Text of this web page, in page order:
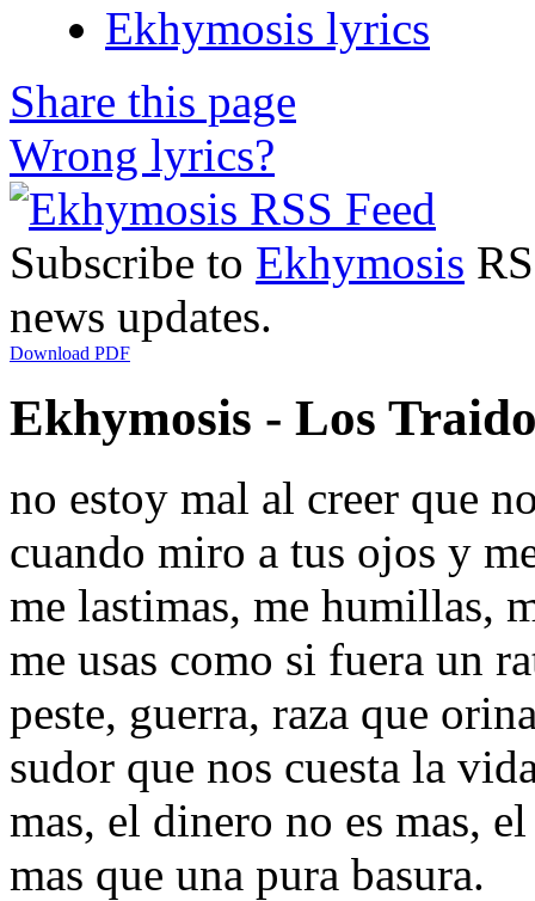
Ekhymosis lyrics
Share this page
Wrong lyrics?
Subscribe to Ekhymosis
news updates.
Download PDF
Ekhymosis - Los
no estoy mal al creer que
cuando miro a tus ojos y
me lastimas, me humillas,
me usas como si fuera un
peste, guerra, raza que
sudor que nos cuesta la
mas, el dinero no es mas,
mas que una pura basura.